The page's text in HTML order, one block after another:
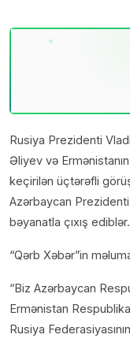
Rusiya Prezidenti
Əliyev və
keçirilən üçtərəfli
Azərbaycan
bəyanatla çıxış ediblər.
“Qərb Xəbər”in
“Biz Azərbaycan
Ermənistan
Rusiya